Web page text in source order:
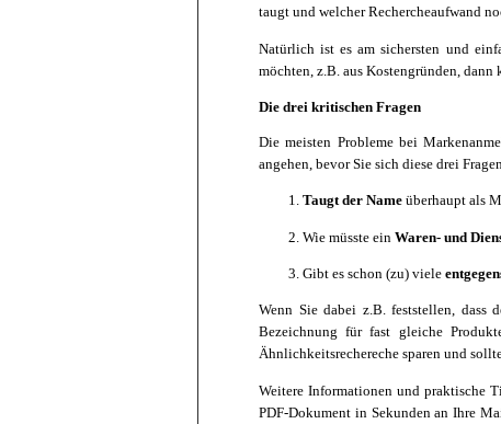
taugt und welcher Rechercheaufwand
Natürlich ist es am sichersten und
möchten, z.B. aus Kostengründen, dann
Die drei kritischen Fragen
Die meisten Probleme bei
angehen, bevor Sie sich diese drei
Taugt der Name überhaupt als
Wie müsste ein Waren- und
Gibt es schon (zu) viele
Wenn Sie dabei z.B. feststellen, dass
Bezeichnung für fast gleiche
Ähnlichkeitsrechereche sparen und
Weitere Informationen und praktische
PDF-Dokument in Sekunden an Ihre